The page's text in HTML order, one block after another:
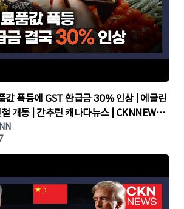
폭등에 GST 환급금 30% 인상 | 에글린
개통 | 간추린 캐나다뉴스 | CKNNEWS,